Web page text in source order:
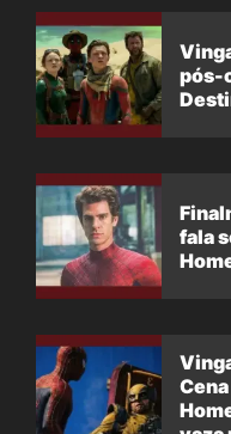
pós-
fala